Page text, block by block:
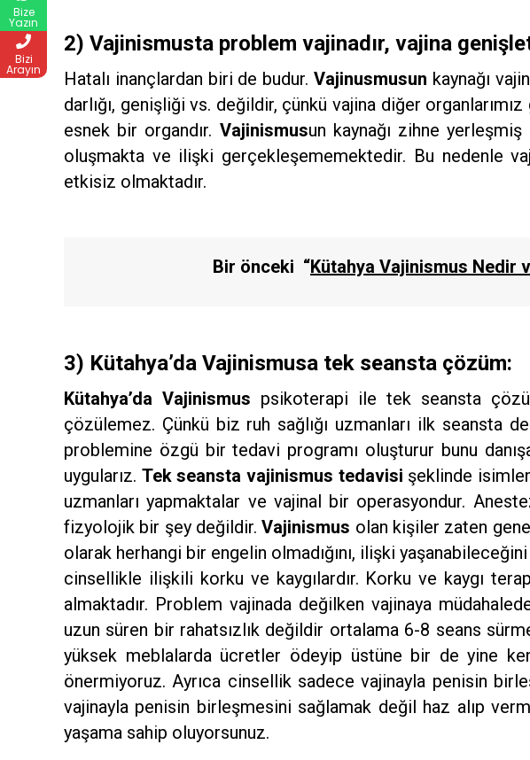
2) Vajinismusta problem vajinadır, vajina
Hatalı inançlardan biri de budur.Vajinusmusun kaynağı
darlığı, genişliği vs. değildir, çünkü vajina diğer
esnek bir organdır. Vajinismusun kaynağı zihne
oluşmakta ve ilişki gerçekleşememektedir. Bu nedenle
etkisiz olmaktadır.
Bir önceki “Kütahya Vajinismus Nedir
3) Kütahya’da Vajinismusa tek seansta çözüm:
Kütahya’da Vajinismus psikoterapi ile tek seansta
çözülemez. Çünkü biz ruh sağlığı uzmanları ilk seansta
problemine özgü bir tedavi programı oluşturur bunu
uygularız. Tek seansta vajinismus tedavisi şeklinde
uzmanları yapmaktalar ve vajinal bir operasyondur.
fizyolojik bir şey değildir.Vajinismus olan kişiler zaten
olarak herhangi bir engelin olmadığını, ilişki
cinsellikle ilişkili korku ve kaygılardır. Korku ve kaygı
almaktadır. Problem vajinada değilken vajinaya
uzun süren bir rahatsızlık değildir ortalama 6-8 seans
yüksek meblalarda ücretler ödeyip üstüne bir de yine
önermiyoruz. Ayrıca cinsellik sadece vajinayla penisin
vajinayla penisin birleşmesini sağlamak değil haz alıp
yaşama sahip oluyorsunuz.
Bize
Yazın
Bizi
Arayın